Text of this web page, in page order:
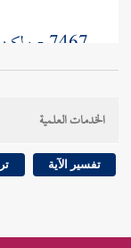
7467 -
النافلة دون
أطول منها"
الخدمات العلمية
تفسير الآية